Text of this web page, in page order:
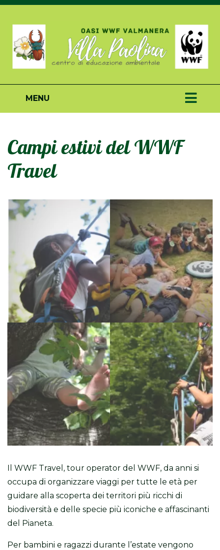
MENU
Campi estivi del WWF
Travel
Il WWF Travel, tour operator del WWF, da anni si
occupa di organizzare viaggi per tutte le età per
guidare alla scoperta dei territori più ricchi di
biodiversità e delle specie più iconiche e affascinanti
del Pianeta.
Per bambini e ragazzi durante l’estate vengono